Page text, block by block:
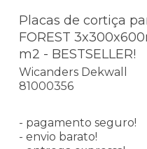
Placas de cortiça
FOREST
m2 - BESTSELLER!
Wicanders Dekwall
81000356
- pagamento seguro!
- envio barato!